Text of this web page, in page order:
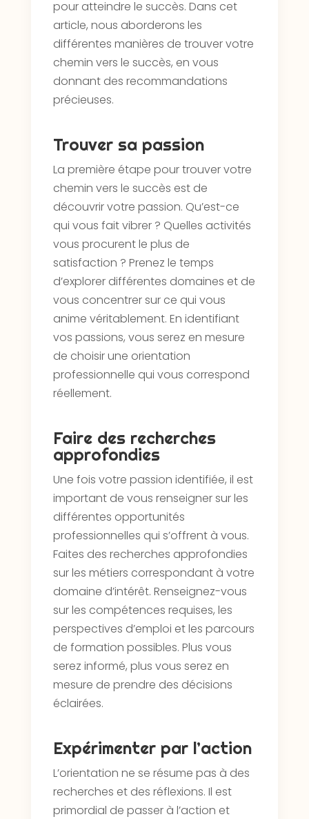
pour atteindre le succès. Dans cet
article, nous aborderons les
différentes manières de trouver votre
chemin vers le succès, en vous
donnant des recommandations
précieuses.
Trouver sa passion
La première étape pour trouver votre
chemin vers le succès est de
découvrir votre passion. Qu’est-ce
qui vous fait vibrer ? Quelles activités
vous procurent le plus de
satisfaction ? Prenez le temps
d’explorer différentes domaines et de
vous concentrer sur ce qui vous
anime véritablement. En identifiant
vos passions, vous serez en mesure
de choisir une orientation
professionnelle qui vous correspond
réellement.
Faire des recherches
approfondies
Une fois votre passion identifiée, il est
important de vous renseigner sur les
différentes opportunités
professionnelles qui s’offrent à vous.
Faites des recherches approfondies
sur les métiers correspondant à votre
domaine d’intérêt. Renseignez-vous
sur les compétences requises, les
perspectives d’emploi et les parcours
de formation possibles. Plus vous
serez informé, plus vous serez en
mesure de prendre des décisions
éclairées.
Expérimenter par l’action
L’orientation ne se résume pas à des
recherches et des réflexions. Il est
primordial de passer à l’action et